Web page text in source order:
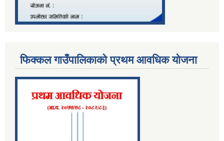
फिक्कल गाउँपालिकाको प्रथम आवधिक योजना